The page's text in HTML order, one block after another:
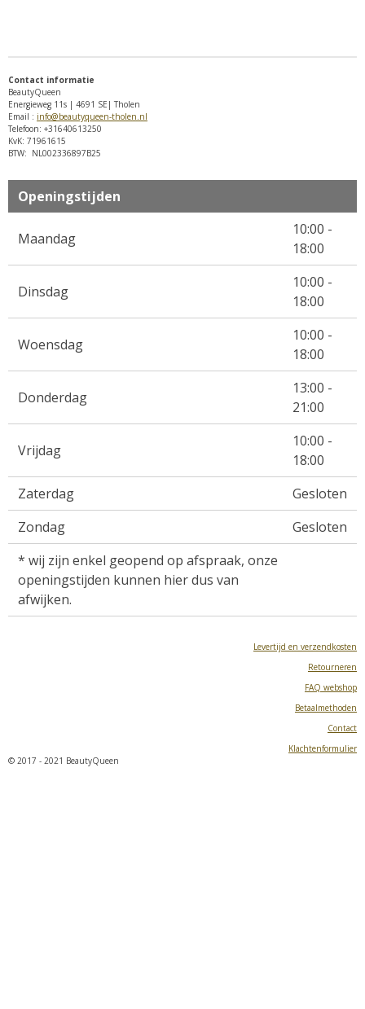
Contact informatie
BeautyQueen
Energieweg 11s | 4691 SE| Tholen
Email : info@beautyqueen-tholen.nl
Telefoon: +31640613250
KvK: 71961615
BTW: NL002336897B25
Openingstijden
Maandag
10:00 -
18:00
Dinsdag
10:00 -
18:00
Woensdag
10:00 -
18:00
Donderdag
13:00 -
21:00
Vrijdag
10:00 -
18:00
Zaterdag
Gesloten
Zondag
Gesloten
* wij zijn enkel geopend op afspraak, onze
openingstijden kunnen hier dus van
afwijken.
Levertijd en verzendkosten
Retourneren
FAQ webshop
Betaalmethoden
Contact
Klachtenformulier
© 2017 - 2021 BeautyQueen